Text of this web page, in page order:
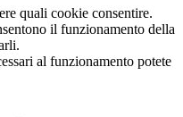
quali cookie consentire.
il funzionamento della
al funzionamento potete